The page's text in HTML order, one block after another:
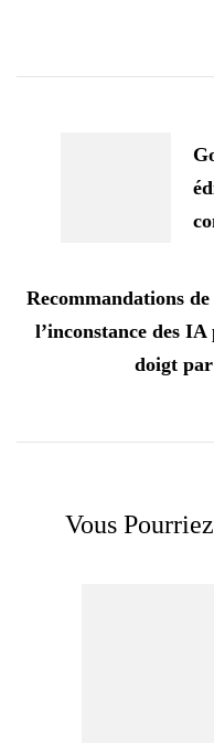
Recommandations
l’inconstance des IA
doigt
Vous